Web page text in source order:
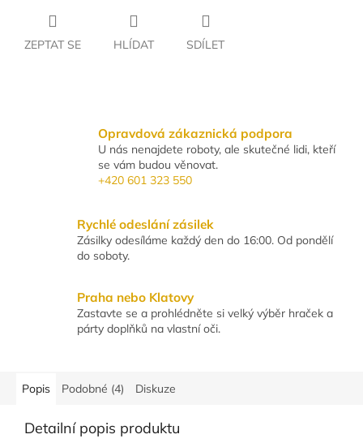
ZEPTAT SE HLÍDAT SDÍLET
Opravdová zákaznická podpora
U nás nenajdete roboty, ale skutečné lidi, kteří
se vám budou věnovat.
+420 601 323 550
Rychlé odeslání zásilek
Zásilky odesíláme každý den do 16:00. Od pondělí
do soboty.
Praha nebo Klatovy
Zastavte se a prohlédněte si velký výběr hraček a
párty doplňků na vlastní oči.
Popis Podobné (4) Diskuze
Detailní popis produktu